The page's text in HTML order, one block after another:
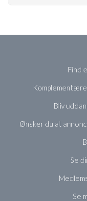
Find
Bliv
Ønsker du at
Se
Se